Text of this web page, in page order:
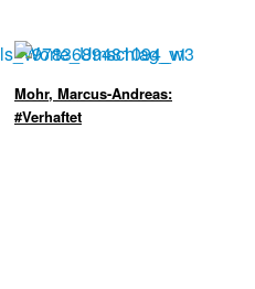
Mohr, Marcus-Andreas:
#Verhaftet